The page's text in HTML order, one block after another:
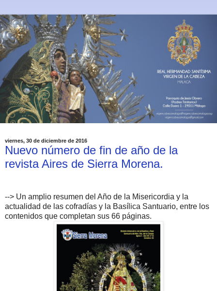
viernes, 30 de diciembre de 2016
Nuevo número de fin de año de la
revista Aires de Sierra Morena.
--> Un amplio resumen del Año de la Misericordia y la
actualidad de las cofradías y la Basílica Santuario, entre los
contenidos que completan sus 66 páginas.